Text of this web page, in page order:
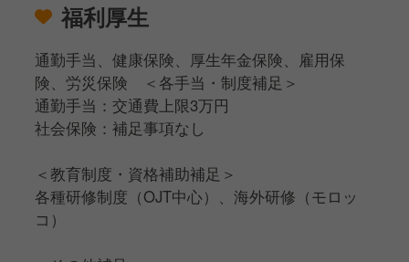
福利厚生
通勤手当、健康保険、厚生年金保険、雇用保
険、労災保険 ＜各手当・制度補足＞
通勤手当：交通費上限3万円
社会保険：補足事項なし
＜教育制度・資格補助補足＞
各種研修制度（OJT中心）、海外研修（モロッ
コ）